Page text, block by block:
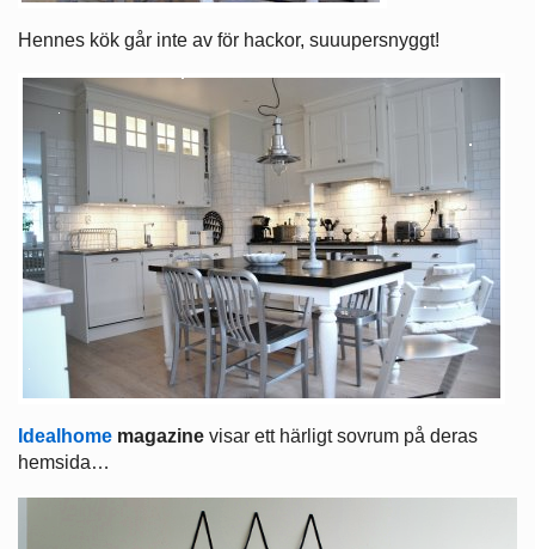
Hennes kök går inte av för hackor, suuupersnyggt!
Idealhome magazine visar ett härligt sovrum på deras
hemsida…